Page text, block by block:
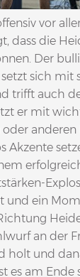
vor
dass die
Der
sich mit
trifft auch
er mit
Akzente
und ein
an der
holt und
es am Ende